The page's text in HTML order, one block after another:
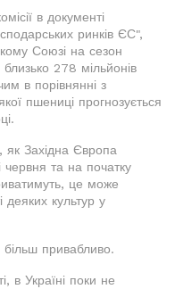
в документі
ринків ЄС",
Союзі на сезон
близько 278 мільйонів
в порівнянні з
пшениці прогнозується
як Західна Європа
червня та на початку
це може
культур у
привабливо.
в Україні поки не